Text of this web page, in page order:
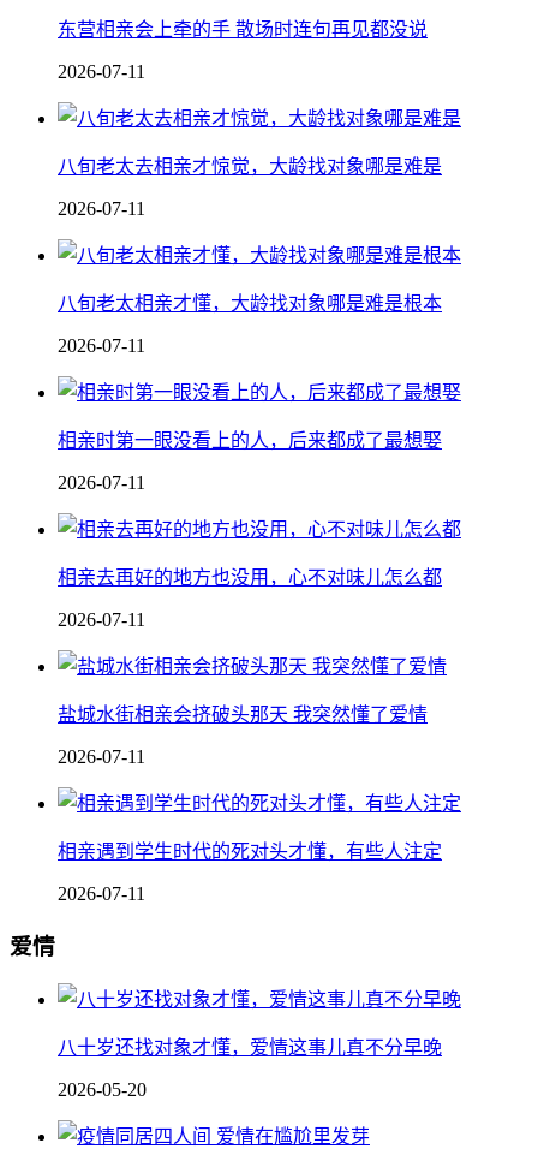
东营相亲会上牵的手 散场时连句再见都没说
2026-07-11
八旬老太去相亲才惊觉，大龄找对象哪是难是
2026-07-11
八旬老太相亲才懂，大龄找对象哪是难是根本
2026-07-11
相亲时第一眼没看上的人，后来都成了最想娶
2026-07-11
相亲去再好的地方也没用，心不对味儿怎么都
2026-07-11
盐城水街相亲会挤破头那天 我突然懂了爱情
2026-07-11
相亲遇到学生时代的死对头才懂，有些人注定
2026-07-11
爱情
八十岁还找对象才懂，爱情这事儿真不分早晚
2026-05-20